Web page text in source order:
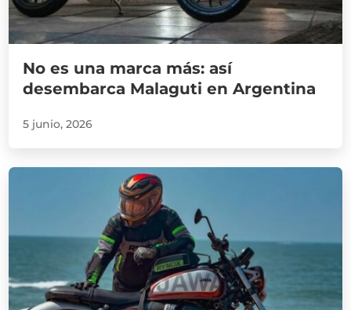
No es una marca más: así
desembarca Malaguti en Argentina
5 junio, 2026